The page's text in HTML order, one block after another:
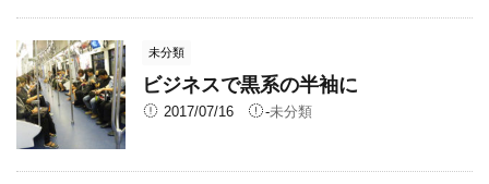
未分類
ビジネスで黒系の半袖に
2017/07/16 -未分類